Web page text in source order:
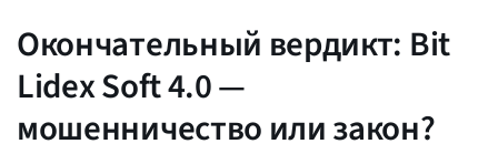
Окончательный вердикт: Bit
Lidex Soft 4.0 —
мошенничество или закон?